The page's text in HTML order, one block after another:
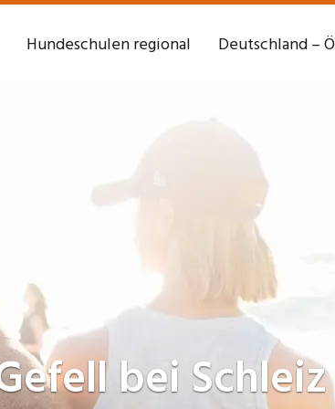
Hundeschulen regional Deutschland –
bei Schleiz